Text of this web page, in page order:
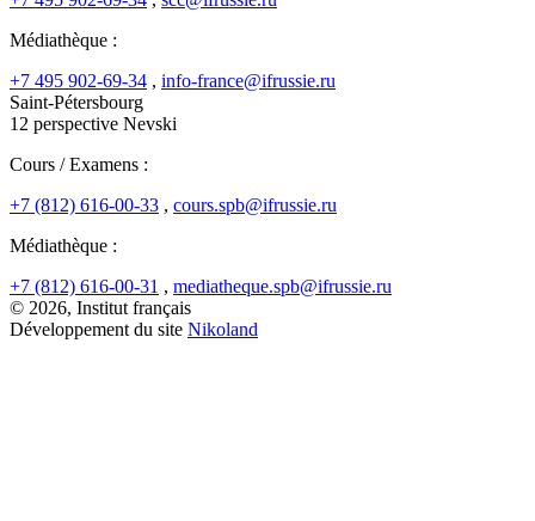
Médiathèque :
+7 495 902-69-34 , info-france@ifrussie.ru
Saint-Pétersbourg
12 perspective Nevski
Cours / Examens :
+7 (812) 616-00-33 , cours.spb@ifrussie.ru
Médiathèque :
+7 (812) 616-00-31 , mediatheque.spb@ifrussie.ru
© 2026, Institut français
Développement du site Nikoland